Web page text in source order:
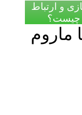
و ارتباط
چیست؟
ماروم